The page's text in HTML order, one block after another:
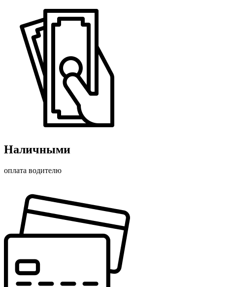
Наличными
оплата водителю